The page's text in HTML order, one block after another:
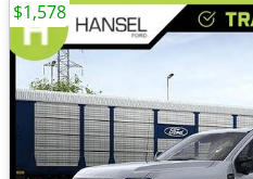
$1,578